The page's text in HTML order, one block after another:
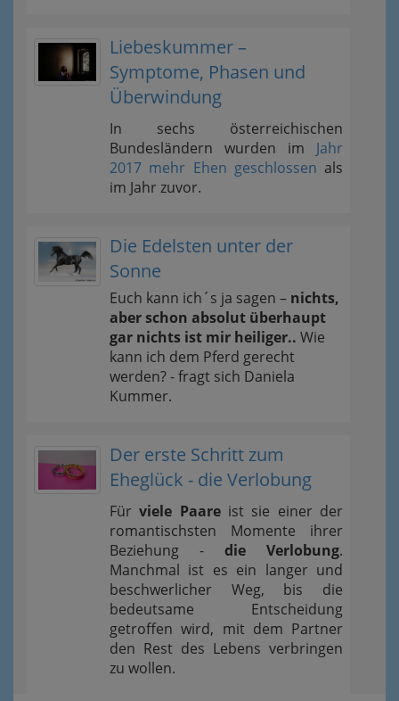
Liebeskummer –
Symptome, Phasen und
Überwindung
In sechs österreichischen
Bundesländern wurden im Jahr
2017 mehr Ehen geschlossen als
im Jahr zuvor.
Die Edelsten unter der
Sonne
Euch kann ich´s ja sagen – nichts,
aber schon absolut überhaupt
gar nichts ist mir heiliger.. Wie
kann ich dem Pferd gerecht
werden? - fragt sich Daniela
Kummer.
Der erste Schritt zum
Eheglück - die Verlobung
Fürviele Paareist sie einer der
romantischsten Momente ihrer
Beziehung - die Verlobung.
Manchmal ist es ein langer und
beschwerlicher Weg, bis die
bedeutsame Entscheidung
getroffen wird, mit dem Partner
den Rest des Lebens verbringen
zu wollen.